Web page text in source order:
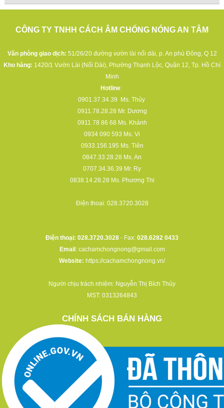
CÔNG TY TNHH CÁCH ÂM CHỐNG NÓNG AN TÂM
Văn phòng giao dịch: 51/26/20 đường vườn lài nối dài, p. An phú Đông, Q 12
Kho hàng: 1420/1 Vườn Lài (Nối Dài), Phường Thạnh Lộc, Quận 12, Tp. Hồ Chí
Minh
Hotline:
0901.37.34.39
Ms. Thủy
0911.78.28.28 Mr. Dương
0911 78 86 68 Ms. Khánh
0934 090 593 Ms. Vi
0933.156.195 Ms. Tiên
0847.33.28.28 Ms. An
0707.34.36.39 Mr. Ry
0838.14.28.28 Ms. Phương Thi
Điện thoại: 028.3720.3028
Điện thoại: 028.3720.3028 - Fax: 028.6282 0433
Email : cachamchongnong@gmail.com
Website: https://cachamchongnong.vn/
Người chịu trách nhiệm: Nguyễn Thị Bích Thủy
MST: 0313264843
CHÍNH SÁCH BÁN HÀNG